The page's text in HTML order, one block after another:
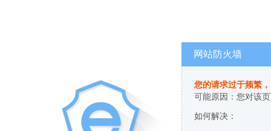
网站防火墙
您的请求过于频繁
可能原因：您对该
如何解决：